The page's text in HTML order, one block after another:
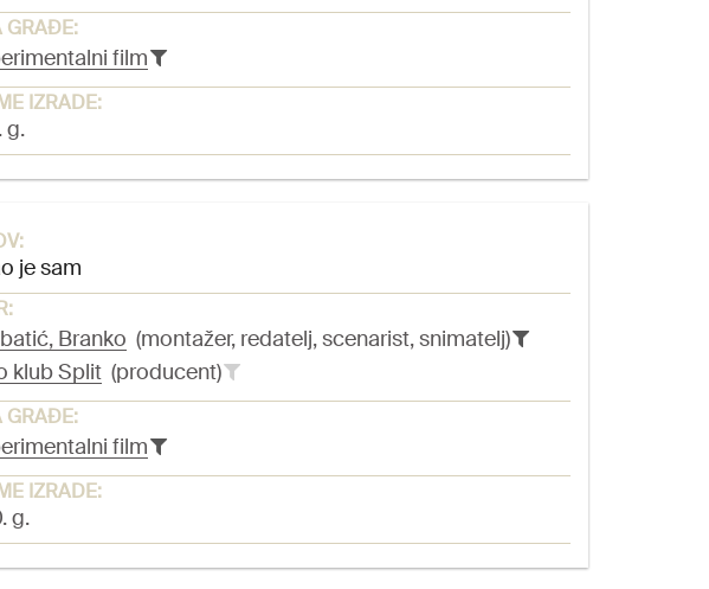
GRAĐE:
film
IZRADE:
g.
je sam
Branko (montažer, redatelj, scenarist, snimatelj)
klub Split(producent)
GRAĐE:
film
IZRADE:
g.